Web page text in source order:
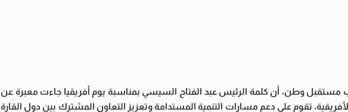
وطن، أن كلمة الرئيس عبد الفتاح السيسي بمناسبة يوم أفريقيا جاءت معبرة عن
تقوم على دعم مسارات التنمية المستدامة وتعزيز التعاون المشترك بين دول القارة